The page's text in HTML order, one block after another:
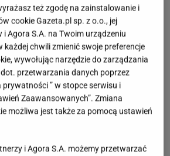
też zgodę na zainstalowanie i
cookie Gazeta.pl sp. z o.o., jej
Agora S.A. na Twoim urządzeniu
każdej chwili zmienić swoje preferencje
wywołując narzędzie do zarządzania
przetwarzania danych poprzez
prywatności ” w stopce serwisu i
Zaawansowanych”. Zmiana
możliwa jest także za pomocą ustawień
i Agora S.A. możemy przetwarzać